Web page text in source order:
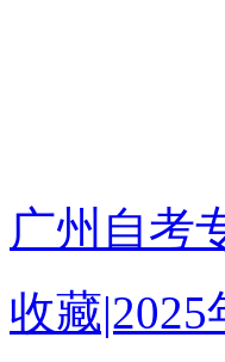
广州自考
收藏